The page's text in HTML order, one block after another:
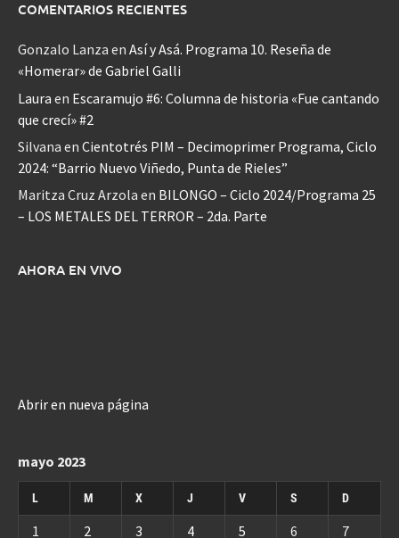
COMENTARIOS RECIENTES
Gonzalo Lanza en Así y Asá. Programa 10. Reseña de
«Homerar» de Gabriel Galli
Laura en Escaramujo #6: Columna de historia «Fue cantando
que crecí» #2
Silvana en Cientotrés PIM – Decimoprimer Programa, Ciclo
2024: “Barrio Nuevo Viñedo, Punta de Rieles”
Maritza Cruz Arzola en BILONGO – Ciclo 2024/Programa 25
– LOS METALES DEL TERROR – 2da. Parte
AHORA EN VIVO
Abrir en nueva página
mayo 2023
L M X J V S D
1 2 3 4 5 6 7